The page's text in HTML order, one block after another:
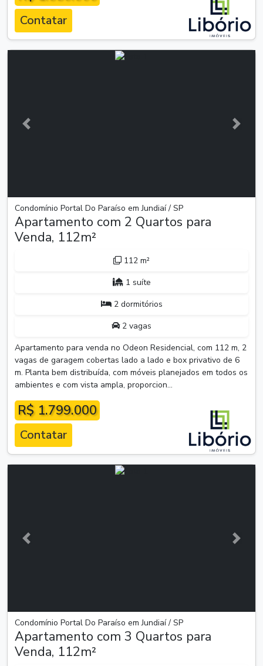
Contatar
Anterior
Condomínio Portal Do Paraíso em Jundiaí / SP
Apartamento com 2 Quartos para
Venda, 112m²
112 m²
1 suíte
2 dormitórios
2 vagas
Apartamento para venda no Odeon Residencial, com 112 m, 2
vagas de garagem cobertas lado a lado e box privativo de 6
m. Planta bem distribuída, com móveis planejados em todos os
ambientes e com vista ampla, proporcion...
R$ 1.799.000
Contatar
Anterior
Condomínio Portal Do Paraíso em Jundiaí / SP
Apartamento com 3 Quartos para
Venda, 112m²